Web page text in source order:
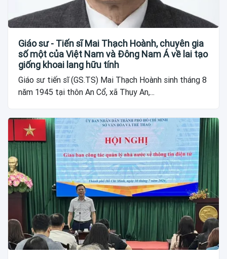
Giáo sư - Tiến sĩ Mai Thạch Hoành, chuyên gia
số một của Việt Nam và Đông Nam Á về lai tạo
giống khoai lang hữu tính
Giáo sư tiến sĩ (GS.TS) Mai Thạch Hoành sinh tháng 8
năm 1945 tại thôn An Cổ, xã Thụy An,...